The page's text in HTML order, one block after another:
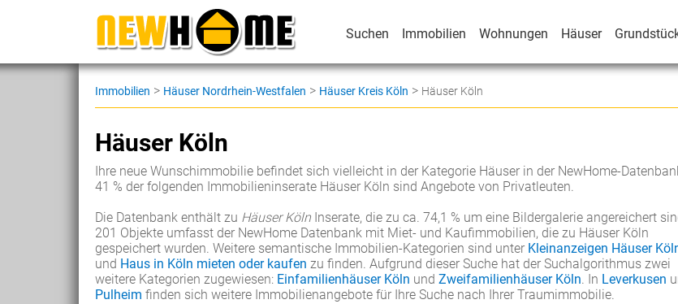
Suchen Immobilien Wohnungen Häuser
Immobilien > Häuser Nordrhein-Westfalen > Häuser Kreis Köln > Häuser Köln
Häuser Köln
Ihre neue Wunschimmobilie befindet sich vielleicht in der Kategorie Häuser in der NewHome-
41 % der folgenden Immobilieninserate Häuser Köln sind Angebote von Privatleuten.
Die Datenbank enthält zu Häuser Köln Inserate, die zu ca. 74,1 % um eine Bildergalerie angereichert
201 Objekte umfasst der NewHome Datenbank mit Miet- und Kaufimmobilien, die zu Häuser Köln
gespeichert wurden. Weitere semantische Immobilien-Kategorien sind unter Kleinanzeigen Häuser
und Haus in Köln mieten oder kaufen zu finden. Aufgrund dieser Suche hat der Suchalgorithmus zwei
weitere Kategorien zugewiesen: Einfamilienhäuser Köln und Zweifamilienhäuser Köln. In Leverkusen
Pulheim finden sich weitere Immobilienangebote für Ihre Suche nach Ihrer Traumimmobilie.